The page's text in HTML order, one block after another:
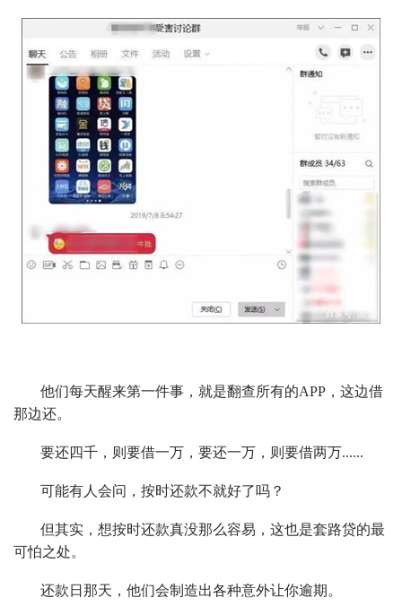
他们每天醒来第一件事，就是翻查所有的APP，这边借
那边还。
要还四千，则要借一万，要还一万，则要借两万......
可能有人会问，按时还款不就好了吗？
但其实，想按时还款真没那么容易，这也是套路贷的最
可怕之处。
还款日那天，他们会制造出各种意外让你逾期。